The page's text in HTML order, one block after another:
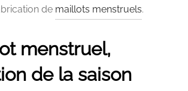
de maillots menstruels.
menstruel,
de la saison